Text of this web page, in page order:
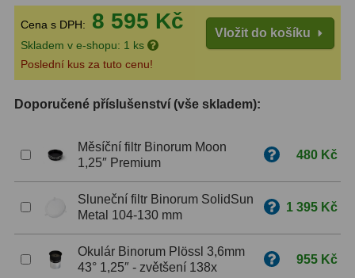
ZOOM12
ED a Flat Field 12
Měřící, s mřížkou
Doplňky
Filtry 181
Měsíční a Polarizační23
Sluneční 42
Cena s DPH: 8 595 Kč
Skladem v e-shopu: 1 ks
Vložit do košíku
Poslední kus za tuto cenu!
Doporučené příslušenství (vše skladem):
Měsíční filtr Binorum Moon
1,25″ Premium
480 Kč
Sluneční filtr Binorum SolidSun
Metal 104-130 mm
1 395 Kč
Okulár Binorum Plössl 3,6mm
43° 1,25″ - zvětšení 138x
955 Kč